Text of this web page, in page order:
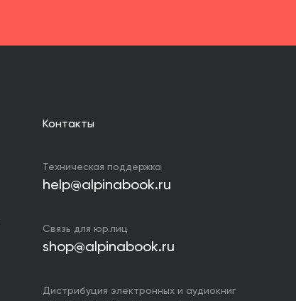
Контакты
Техническая поддержка
help@alpinabook.ru
Связь для юр.лиц
shop@alpinabook.ru
Дистрибуция электронных и аудиокниг